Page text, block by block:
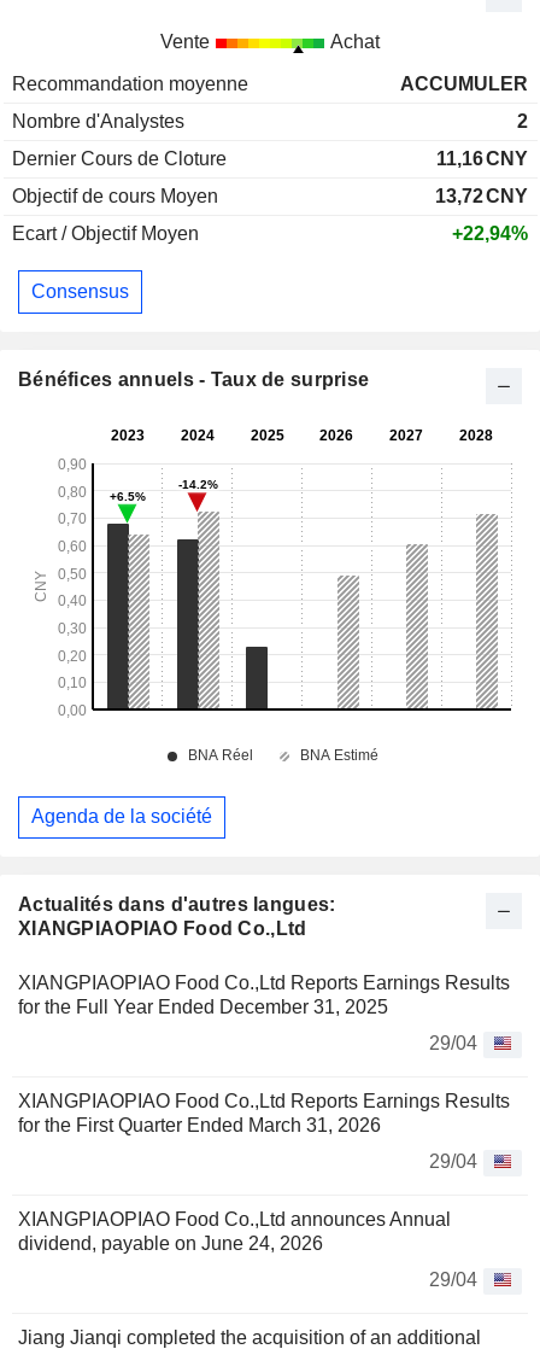
Actualités dans d'autres langues:
XIANGPIAOPIAO Food Co.,Ltd
XIANGPIAOPIAO Food Co.,Ltd Reports Earnings Results
for the Full Year Ended December 31, 2025
29/04
XIANGPIAOPIAO Food Co.,Ltd Reports Earnings Results
for the First Quarter Ended March 31, 2026
29/04
XIANGPIAOPIAO Food Co.,Ltd announces Annual
dividend, payable on June 24, 2026
29/04
Jiang Jianqi completed the acquisition of an additional
Vente Achat
Recommandation moyenne
ACCUMULER
Nombre d'Analystes
2
Dernier Cours de Cloture
11,16CNY
Objectif de cours Moyen
13,72CNY
Ecart / Objectif Moyen
+22,94%
Consensus
Bénéfices annuels - Taux de surprise
Agenda de la société